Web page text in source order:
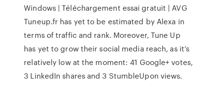
Windows | Téléchargement essai gratuit | AVG
Tuneup.fr has yet to be estimated by Alexa in
terms of traffic and rank. Moreover, Tune Up
has yet to grow their social media reach, as it’s
relatively low at the moment: 41 Google+ votes,
3 LinkedIn shares and 3 StumbleUpon views.